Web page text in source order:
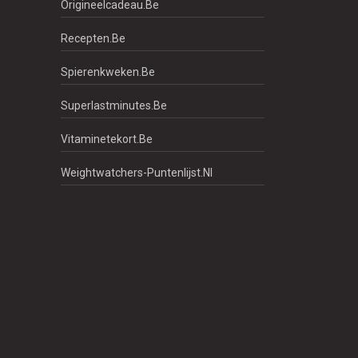
Origineelcadeau.be
Recepten.be
Spierenkweken.be
Superlastminutes.be
Vitaminetekort.be
Weightwatchers-Puntenlijst.nl